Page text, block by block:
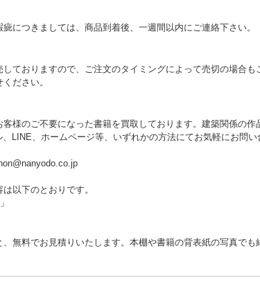
につきましては、商品到着後、一週間以内にご連絡下さい。
ておりますので、ご注文のタイミングによって売切の場合
ださい。
様のご不要になった書籍を買取しております。建築関係の
LINE、ホームページ等、いずれかの方法にてお気軽にお問い
以下のとおりです。
無料でお見積りいたします。本棚や書籍の背表紙の写真で